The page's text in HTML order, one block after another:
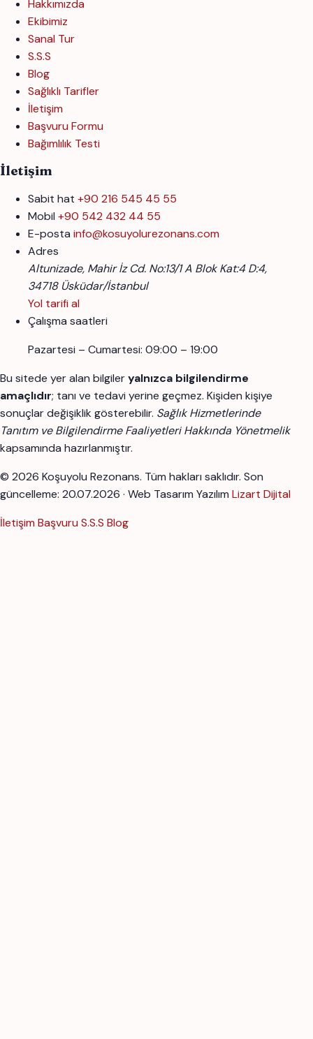
Hakkımızda
Ekibimiz
Sanal Tur
S.S.S
Blog
Sağlıklı Tarifler
İletişim
Başvuru Formu
Bağımlılık Testi
İletişim
Sabit hat +90 216 545 45 55
Mobil +90 542 432 44 55
E-posta info@kosuyolurezonans.com
Adres
Altunizade, Mahir İz Cd. No:13/1 A Blok Kat:4 D:4,
34718 Üsküdar/İstanbul
Yol tarifi al
Çalışma saatleri
Pazartesi – Cumartesi: 09:00 – 19:00
Bu sitede yer alan bilgileryalnızca bilgilendirme
amaçlıdır; tanı ve tedavi yerine geçmez. Kişiden kişiye
sonuçlar değişiklik gösterebilir. Sağlık Hizmetlerinde
Tanıtım ve Bilgilendirme Faaliyetleri Hakkında Yönetmelik
kapsamında hazırlanmıştır.
© 2026 Koşuyolu Rezonans. Tüm hakları saklıdır. Son
güncelleme: 20.07.2026 · Web Tasarım Yazılım Lizart Dijital
İletişim Başvuru S.S.S Blog